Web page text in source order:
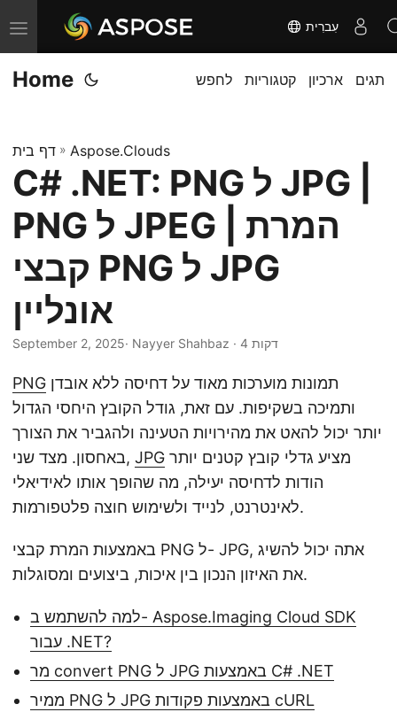
T
o
g
e
n
v
g
a
t
i
o
n
עִברִית
Home לחפש קטגוריות ארכיון תגים
דף בית » Aspose.Clouds
C# .NET: PNG ל JPG |
PNG ל JPEG | המרת
קבצי PNG ל JPG
אונליין
September 2, 2025 · Nayyer Shahbaz · 4 דקות
PNG
ותמיכה בשקיפות. עם זאת, גודל הקובץ היחסי הגדול
יותר יכול להאט את מהירויות הטעינה ולהגביר את הצורך
באחסון. מצד שני, JPG
הודות לדחיסה יעילה, מה שהופך אותו לאידיאלי
לאינטרנט, לנייד ולשימוש חוצה פלטפורמות.
באמצעות המרת קבצי PNG ל- JPG, אתה יכול להשיג
את האיזון הנכון בין איכות, ביצועים ומסוגלות.
למה להשתמש ב- Aspose.Imaging Cloud SDK
עבור .NET?
מר convert PNG ל JPG באמצעות C# .NET
ממיר PNG ל JPG באמצעות פקודות cURL